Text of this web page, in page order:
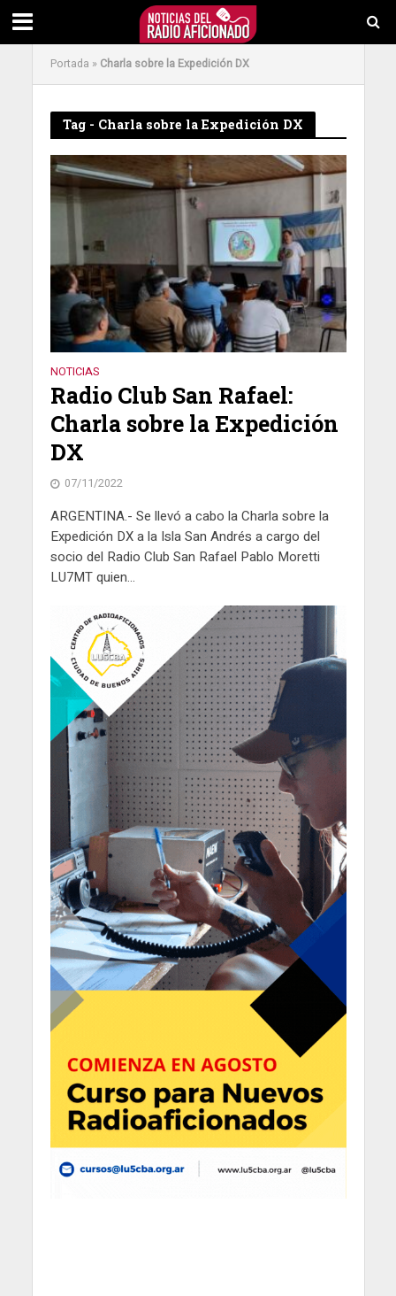
Portada » Charla sobre la Expedición DX
Tag - Charla sobre la Expedición DX
NOTICIAS
Radio Club San Rafael:
Charla sobre la Expedición
DX
07/11/2022
ARGENTINA.- Se llevó a cabo la Charla sobre la
Expedición DX a la Isla San Andrés a cargo del
socio del Radio Club San Rafael Pablo Moretti
LU7MT quien...